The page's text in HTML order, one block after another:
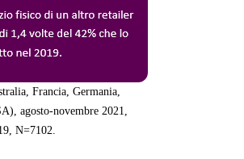
Francia, Germania,
agosto-novembre 2021,
N=7102.